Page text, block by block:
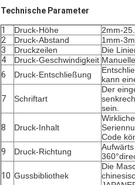
Technische Parameter
1 Druck-Höhe
2mm-
2
Druck-Abstand
1mm-
3
Druckzeilen
Die
4
Druck-Geschwindigkeit
6
Druck-Entschließung
kann
7 Schriftart
Der
sein.
8 Druck-Inhalt
Code
9
Druck-Richtung
10 Gussbibliothek
Die